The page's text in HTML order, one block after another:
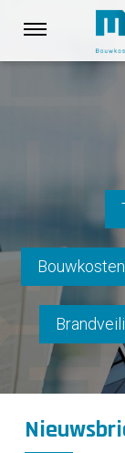
links
PROJECTEN
OVER M3E
NIEUWS
CONTACT